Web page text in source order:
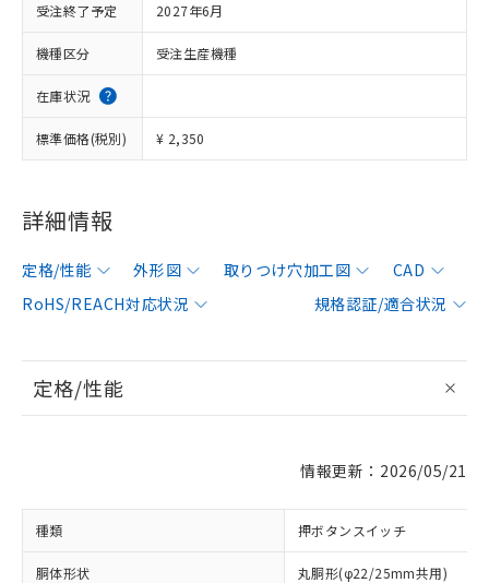
受注終了予定 2027年6月
機種区分 受注生産機種
在庫状況
標準価格(税別) ¥ 2,350
詳細情報
定格/性能 外形図 取りつけ穴加工図
CAD
RoHS/REACH対応状況
規格認証/適合状況
定格/性能
情報更新：2026/05/21
種類 押ボタンスイッチ
胴体形状 丸胴形(φ22/25mm共用)